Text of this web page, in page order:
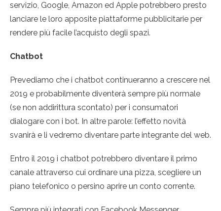
servizio, Google, Amazon ed Apple potrebbero presto
lanciare le loro apposite piattaforme pubblicitarie per
rendere più facile l’acquisto degli spazi.
Chatbot
Prevediamo che i chatbot continueranno a crescere nel
2019 e probabilmente diventerà sempre più normale
(se non addirittura scontato) per i consumatori
dialogare con i bot. In altre parole: l’effetto novità
svanirà e li vedremo diventare parte integrante del web.
Entro il 2019 i chatbot potrebbero diventare il primo
canale attraverso cui ordinare una pizza, scegliere un
piano telefonico o persino aprire un conto corrente.